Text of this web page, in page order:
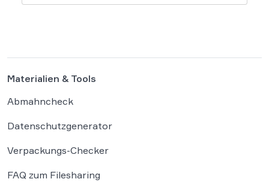
Arbeitnehmern den Weg zu einer Vergütung
Materialien & Tools
Abmahncheck
Datenschutzgenerator
Verpackungs-Checker
FAQ zum Filesharing